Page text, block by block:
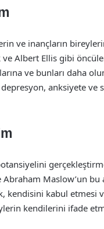
ve inançların
ve Albert Ellis gibi
ve bunları daha
anksiyete
Abraham Maslow’un
kendisini kabul etmesi
kendilerini ifade